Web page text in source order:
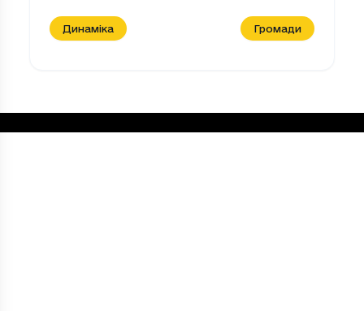
Динаміка Громади